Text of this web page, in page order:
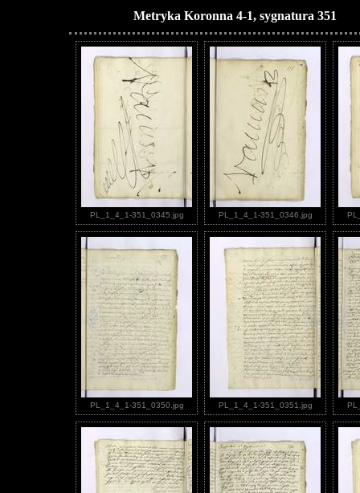
Metryka Koronna 4-1, sygnatura 351
PL_1_4_1-351_0345.jpg PL_1_4_1-351_0346.jpg
PL_1_4_1-351_0350.jpg PL_1_4_1-351_0351.jpg